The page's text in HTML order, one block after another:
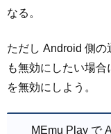
なる。
ただし Android 側の
も無効にしたい場
を無効にしよう。
MEmu Play で